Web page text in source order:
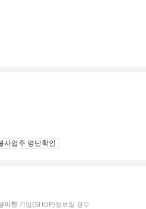
사업주 명단확인
이한 기업(SHOP)정보일 경우